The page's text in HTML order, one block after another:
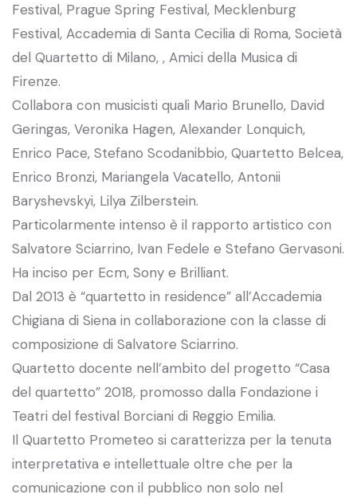
Festival, Prague Spring Festival, Mecklenburg
Festival, Accademia di Santa Cecilia di Roma, Società
del Quartetto di Milano, , Amici della Musica di
Firenze.
Collabora con musicisti quali Mario Brunello, David
Geringas, Veronika Hagen, Alexander Lonquich,
Enrico Pace, Stefano Scodanibbio, Quartetto Belcea,
Enrico Bronzi, Mariangela Vacatello, Antonii
Baryshevskyi, Lilya Zilberstein.
Particolarmente intenso è il rapporto artistico con
Salvatore Sciarrino, Ivan Fedele e Stefano Gervasoni.
Ha inciso per Ecm, Sony e Brilliant.
Dal 2013 è “quartetto in residence” all’Accademia
Chigiana di Siena in collaborazione con la classe di
composizione di Salvatore Sciarrino.
Quartetto docente nell’ambito del progetto “Casa
del quartetto” 2018, promosso dalla Fondazione i
Teatri del festival Borciani di Reggio Emilia.
Il Quartetto Prometeo si caratterizza per la tenuta
interpretativa e intellettuale oltre che per la
comunicazione con il pubblico non solo nel